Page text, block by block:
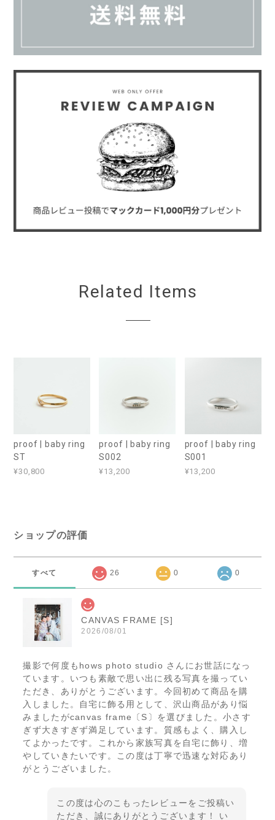
Related Items
proof | baby ring
ST
¥30,800
proof | baby ring
S002
¥13,200
proof | baby ring
S001
¥13,200
ショップの評価
すべて 26 0 0
CANVAS FRAME [S]
2026/08/01
撮影で何度もhows photo studio さんにお世話になっ
ています。いつも素敵で思い出に残る写真を撮ってい
ただき、ありがとうございます。今回初めて商品を購
入しました。自宅に飾る用として、沢山商品があり悩
みましたがcanvas frame〔S〕を選びました。小さす
ぎず大きすぎず満足しています。質感もよく、購入し
てよかったです。これから家族写真を自宅に飾り、増
やしていきたいです。この度は丁寧で迅速な対応あり
がとうございました。
この度は心のこもったレビューをご投稿い
ただき、誠にありがとうございます！ い